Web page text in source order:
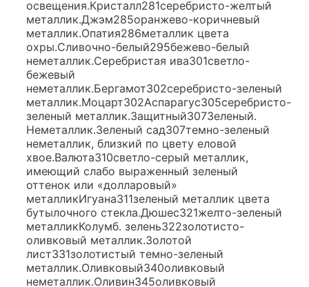
освещения.Кристалл281серебристо-желтый
металлик.Джэм285оранжево-коричневый
металлик.Опатия286металлик цвета
охры.Сливочно-белый295бежево-белый
неметаллик.Серебристая ива301светло-
бежевый
неметаллик.Бергамот302серебристо-зеленый
металлик.Моцарт302Аспарагус305серебристо-
зеленый металлик.Защитный307Зеленый.
Неметаллик.Зеленый сад307темно-зеленый
неметаллик, близкий по цвету еловой
хвое.Валюта310светло-серый металлик,
имеющий слабо выраженный зеленый
оттенок или «долларовый»
металликИгуана311зеленый металлик цвета
бутылочного стекла.Дюшес321желто-зеленый
металликКолумб. зелень322золотисто-
оливковый металлик.Золотой
лист331золотистый темно-зеленый
металлик.Оливковый340оливковый
неметаллик.Оливин345оливковый